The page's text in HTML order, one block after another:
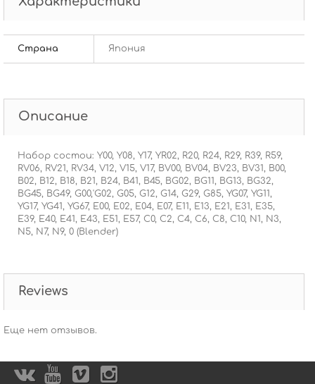
Страна Япония
Описание
Набор состои: Y00, Y08, Y17, YR02, R20, R24, R29, R39, R59,
RV06, RV21, RV34, V12, V15, V17, BV00, BV04, BV23, BV31, B00,
B02, B12, B18, B21, B24, B41, B45, BG02, BG11, BG13, BG32,
BG45, BG49, G00,'G02, G05, G12, G14, G29, G85, YG07, YG11,
YG17, YG41, YG67, E00, E02, E04, E07, E11, E13, E21, E31, E35,
E39, E40, E41, E43, E51, E57, C0, C2, C4, C6, C8, C10, N1, N3,
N5, N7, N9, 0 (Blender)
Reviews
Еще нет отзывов.